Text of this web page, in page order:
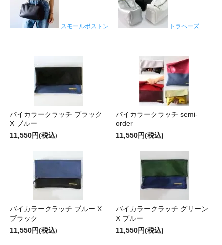
スモールボストン トラペーズ
バイカラークラッチ ブラック
X ブルー
11,550円(税込)
バイカラークラッチ semi-
order
11,550円(税込)
バイカラークラッチ ブルー X
ブラック
11,550円(税込)
バイカラークラッチ グリーン
X ブルー
11,550円(税込)